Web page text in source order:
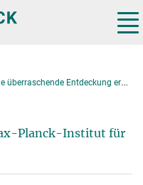
Entdeckung eröffnet mögliche Wege der Immuntherapie bei Alzheimer
Planck-Institut für